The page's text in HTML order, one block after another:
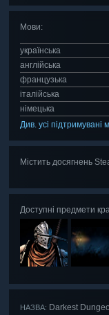
Мови:
українська
англійська
французька
італійська
німецька
Див. усі підтримувані
Містить досягнень
Доступні предмети
НАЗВА: Darkest